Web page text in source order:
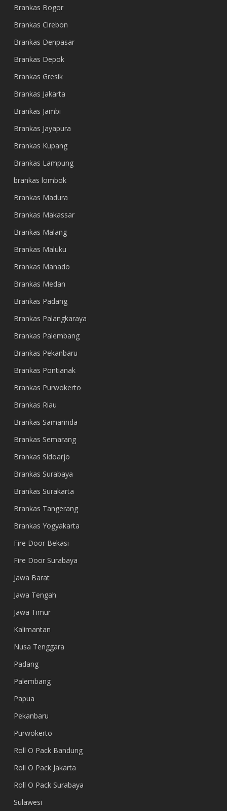
Brankas Bogor
Brankas Cirebon
Brankas Denpasar
Brankas Depok
Brankas Gresik
Brankas Jakarta
Brankas Jambi
Brankas Jayapura
Brankas Kupang
Brankas Lampung
brankas lombok
Brankas Madura
Brankas Makassar
Brankas Malang
Brankas Maluku
Brankas Manado
Brankas Medan
Brankas Padang
Brankas Palangkaraya
Brankas Palembang
Brankas Pekanbaru
Brankas Pontianak
Brankas Purwokerto
Brankas Riau
Brankas Samarinda
Brankas Semarang
Brankas Sidoarjo
Brankas Surabaya
Brankas Surakarta
Brankas Tangerang
Brankas Yogyakarta
Fire Door Bekasi
Fire Door Surabaya
Jawa Barat
Jawa Tengah
Jawa Timur
Kalimantan
Nusa Tenggara
Padang
Palembang
Papua
Pekanbaru
Purwokerto
Roll O Pack Bandung
Roll O Pack Jakarta
Roll O Pack Surabaya
Sulawesi